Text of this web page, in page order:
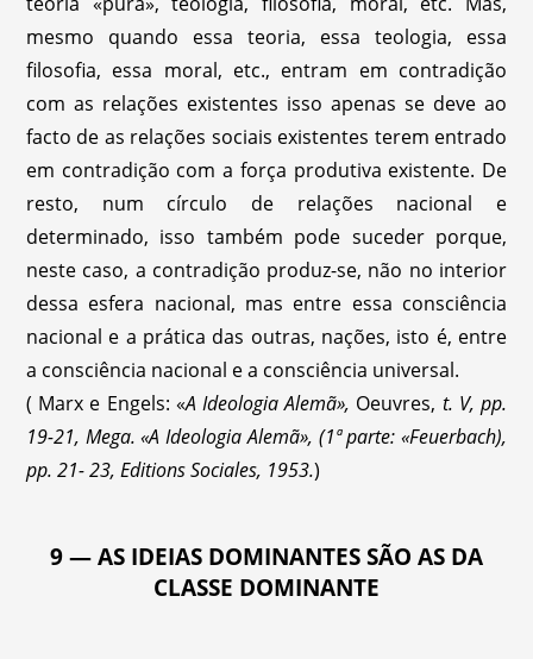
mesmo quando essa teoria, essa teologia, essa
filosofia, essa moral, etc., entram em contradição
com as relações existentes isso apenas se deve ao
facto de as relações sociais existentes terem entrado
em contradição com a força produtiva existente. De
resto, num círculo de relações nacional e
determinado, isso também pode suceder porque,
neste caso, a contradição produz-se, não no interior
dessa esfera nacional, mas entre essa consciência
nacional e a prática das outras, nações, isto é, entre
a consciência nacional e a consciência universal.
( Marx e Engels: «A Ideologia Alemã», Oeuvres, t. V, pp.
19-21, Mega. «A Ideologia Alemã», (1ª parte: «Feuerbach),
pp. 21- 23, Editions Sociales, 1953.)
9 — AS IDEIAS DOMINANTES SÃO AS DA
CLASSE DOMINANTE